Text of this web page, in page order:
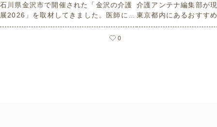
石川県金沢市で開催された「金沢の介護
展2026」を取材してきました。医師によ
る人気講演から、気軽に参加できるミニ
講座、体験型の企業ブースまで、介護・
0
介護アンテナ編集部が
東京都内にあるおすす
選紹介します。見どこ